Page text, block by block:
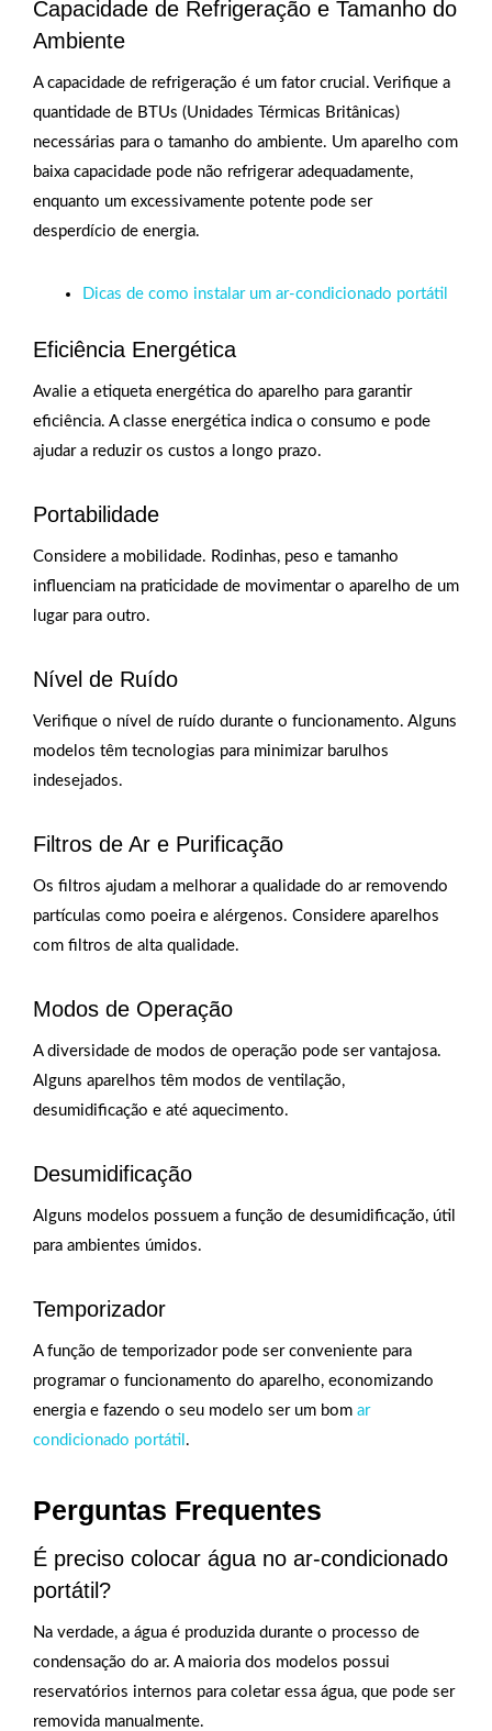
Capacidade de Refrigeração e Tamanho do
Ambiente
A capacidade de refrigeração é um fator crucial. Verifique a
quantidade de BTUs (Unidades Térmicas Britânicas)
necessárias para o tamanho do ambiente. Um aparelho com
baixa capacidade pode não refrigerar adequadamente,
enquanto um excessivamente potente pode ser
desperdício de energia.
Dicas de como instalar um ar-condicionado portátil
Eficiência Energética
Avalie a etiqueta energética do aparelho para garantir
eficiência. A classe energética indica o consumo e pode
ajudar a reduzir os custos a longo prazo.
Portabilidade
Considere a mobilidade. Rodinhas, peso e tamanho
influenciam na praticidade de movimentar o aparelho de um
lugar para outro.
Nível de Ruído
Verifique o nível de ruído durante o funcionamento. Alguns
modelos têm tecnologias para minimizar barulhos
indesejados.
Filtros de Ar e Purificação
Os filtros ajudam a melhorar a qualidade do ar removendo
partículas como poeira e alérgenos. Considere aparelhos
com filtros de alta qualidade.
Modos de Operação
A diversidade de modos de operação pode ser vantajosa.
Alguns aparelhos têm modos de ventilação,
desumidificação e até aquecimento.
Desumidificação
Alguns modelos possuem a função de desumidificação, útil
para ambientes úmidos.
Temporizador
A função de temporizador pode ser conveniente para
programar o funcionamento do aparelho, economizando
energia e fazendo o seu modelo ser um bom ar
condicionado portátil .
Perguntas Frequentes
É preciso colocar água no ar-condicionado
portátil?
Na verdade, a água é produzida durante o processo de
condensação do ar. A maioria dos modelos possui
reservatórios internos para coletar essa água, que pode ser
removida manualmente.